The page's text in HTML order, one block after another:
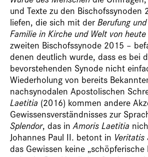
und Texte zu den
liefen, die sich mit der Berufung
Familie in Kirche und Welt von heute
zweiten Bischofssynode 2015 –
denen deutlich wurde, dass es bei
bevorstehenden Synode nicht
Wiederholung von bereits
nachsynodalen Apostolischen
Laetitia (2016) kommen andere
Gewissensverständnisses zur
Splendor, das inAmoris Laetitia
Johannes Paul II. betont in Veritatis
das Gewissen keine „schöpferische